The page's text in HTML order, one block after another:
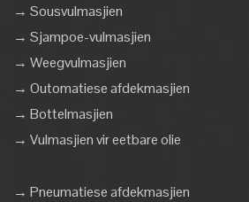
→ Sousvulmasjien
→ Sjampoe-vulmasjien
→ Weegvulmasjien
→ Outomatiese afdekmasjien
→ Bottelmasjien
→ Vulmasjien vir eetbare olie
→ Pneumatiese afdekmasjien